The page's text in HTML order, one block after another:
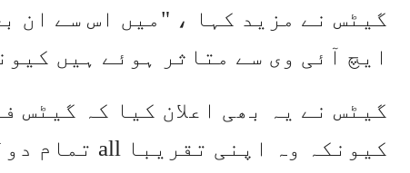
گیٹس نے مزید کہا ، "میں اس سے ان
ایچ آئی وی سے متاثر ہوئے ہیں